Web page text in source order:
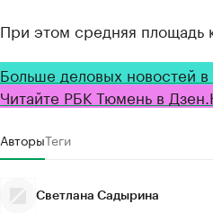
При этом средняя площадь
Больше деловых новостей
Читайте РБК Тюмень в
АвторыТеги
Светлана Садырина